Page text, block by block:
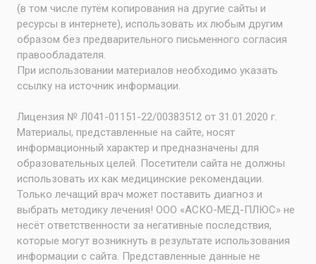
(в том числе путём копирования на другие сайты и
ресурсы в интернете), использовать их любым другим
образом без предварительного письменного согласия
правообладателя.
При использовании материалов необходимо указать
ссылку на источник информации.
Лицензия № Л041-01151-22/00383512 от 31.01.2020 г.
Материалы, представленные на сайте, носят
информационный характер и предназначены для
образовательных целей. Посетители сайта не должны
использовать их как медицинские рекомендации.
Только лечащий врач может поставить диагноз и
выбрать методику лечения! ООО «АСКО-МЕД-ПЛЮС» не
несёт ответственности за негативные последствия,
которые могут возникнуть в результате использования
информации с сайта. Представленные данные не